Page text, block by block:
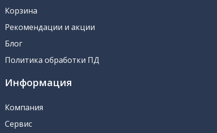
Корзина
Рекомендации и акции
Блог
Политика обработки ПД
Информация
Компания
Сервис